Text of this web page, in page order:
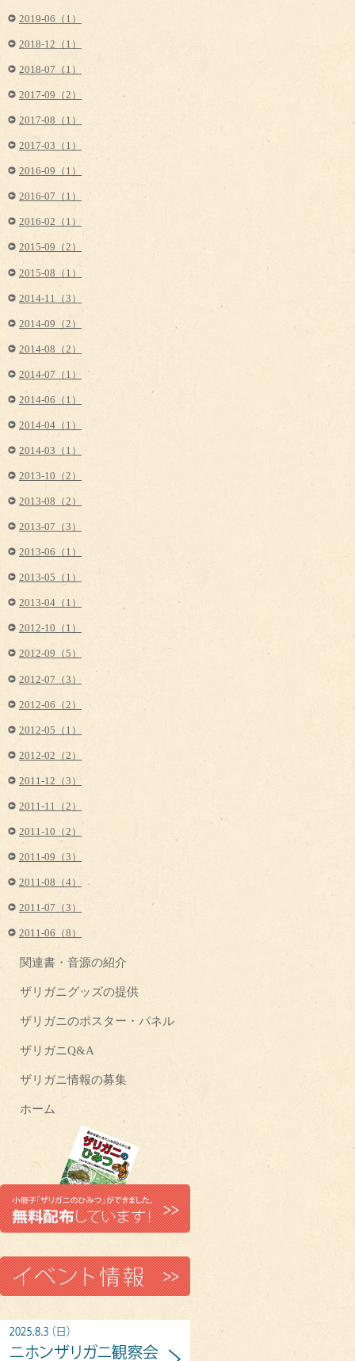
2019-06（1）
2018-12（1）
2018-07（1）
2017-09（2）
2017-08（1）
2017-03（1）
2016-09（1）
2016-07（1）
2016-02（1）
2015-09（2）
2015-08（1）
2014-11（3）
2014-09（2）
2014-08（2）
2014-07（1）
2014-06（1）
2014-04（1）
2014-03（1）
2013-10（2）
2013-08（2）
2013-07（3）
2013-06（1）
2013-05（1）
2013-04（1）
2012-10（1）
2012-09（5）
2012-07（3）
2012-06（2）
2012-05（1）
2012-02（2）
2011-12（3）
2011-11（2）
2011-10（2）
2011-09（3）
2011-08（4）
2011-07（3）
2011-06（8）
関連書・音源の紹介
ザリガニグッズの提供
ザリガニのポスター・パネル
ザリガニQ&A
ザリガニ情報の募集
ホーム